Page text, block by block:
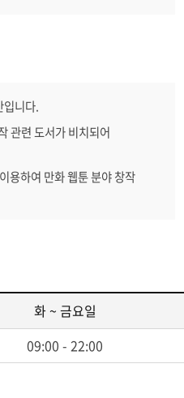
입니다.
관련 도서가 비치되어
용하여 만화 웹툰 분야 창작
화 ~ 금요일
09:00 - 22:00